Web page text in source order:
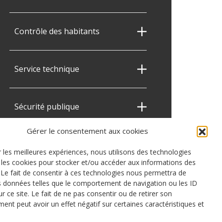
Gérer le consentement aux cookies
les meilleures expériences, nous utilisons des technologies
cookies pour stocker et/ou accéder aux informations des
fait de consentir à ces technologies nous permettra de
données telles que le comportement de navigation ou les ID
ce site. Le fait de ne pas consentir ou de retirer son
peut avoir un effet négatif sur certaines caractéristiques et
Contrôle des habitants
Service technique
Sécurité publique